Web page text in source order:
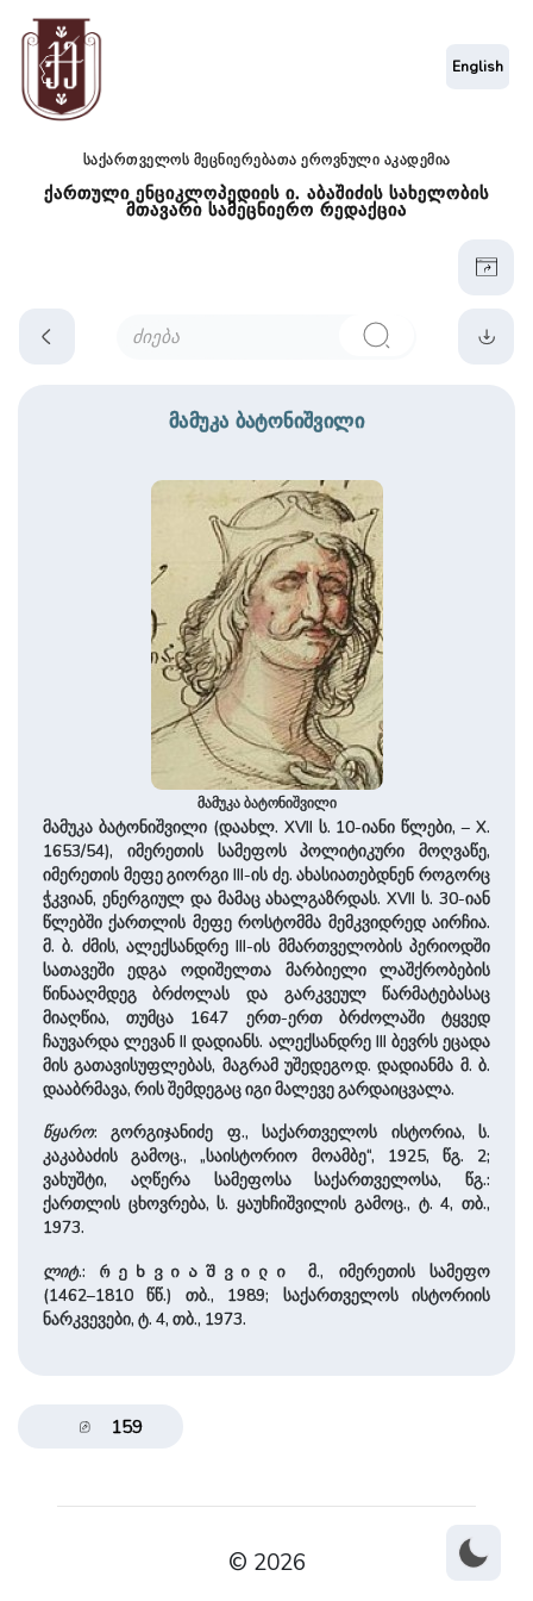
საქართველოს მეცნიერებათა ეროვნული აკადემია
ქართული ენციკლოპედიის ი. აბაშიძის სახელობის
მთავარი სამეცნიერო რედაქცია
English
მამუკა ბატონიშვილი
მამუკა ბატონიშვილი
მამუკა ბატონიშვილი (დაახლ. XVII ს. 10-იანი წლები, – X.
1653/54), იმერეთის სამეფოს პოლიტიკური მოღვაწე,
იმერეთის მეფე გიორგი III-ის ძე. ახასიათებდნენ როგორც
ჭკვიან, ენერგიულ და მამაც ახალგაზრდას. XVII ს. 30-იან
წლებში ქართლის მეფე როსტომმა მემკვიდრედ აირჩია.
მ. ბ. ძმის, ალექსანდრე III-ის მმართველობის პერიოდში
სათავეში ედგა ოდიშელთა მარბიელი ლაშქრობების
წინააღმდეგ ბრძოლას და გარკვეულ წარმატებასაც
მიაღწია, თუმცა 1647 ერთ-ერთ ბრძოლაში ტყვედ
ჩაუვარდა ლევან II დადიანს. ალექსანდრე III ბევრს ეცადა
მის გათავისუფლებას, მაგრამ უშედეგოდ. დადიანმა მ. ბ.
დააბრმავა, რის შემდეგაც იგი მალევე გარდაიცვალა.
წყარო: გორგიჯანიძე ფ., საქართველოს ისტორია, ს.
კაკაბაძის გამოც., „საისტორიო მოამბე“, 1925, წგ. 2;
ვახუშტი, აღწერა სამეფოსა საქართველოსა, წგ.:
ქართლის ცხოვრება, ს. ყაუხჩიშვილის გამოც., ტ. 4, თბ.,
1973.
ლიტ.:რეხვიაშვილი
მ., იმერეთის სამეფო
(1462–1810 წწ.) თბ., 1989; საქართველოს ისტორიის
ნარკვევები, ტ. 4, თბ., 1973.
159
© 2026